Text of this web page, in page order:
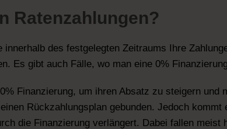
Ratenzahlungen?
innerhalb des festgelegten Zeitraums Ihre
Es gibt auch Fälle, wo man eine 0%
Finanzierung, um ihren Absatz zu steigern und
Rückzahlungsplan gebunden. Jedoch
die Finanzierung verlängert. Dabei fallen meist